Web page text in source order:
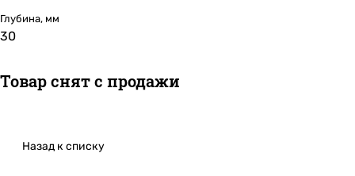
Глубина, мм
30
Товар снят с продажи
Назад к списку